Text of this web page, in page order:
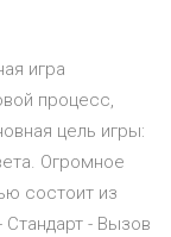
игра
процесс,
цель игры:
Огромное
состоит из
- Вызов